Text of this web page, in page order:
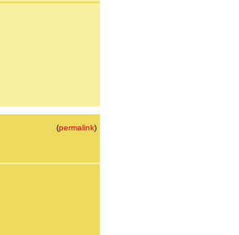
(permalink)